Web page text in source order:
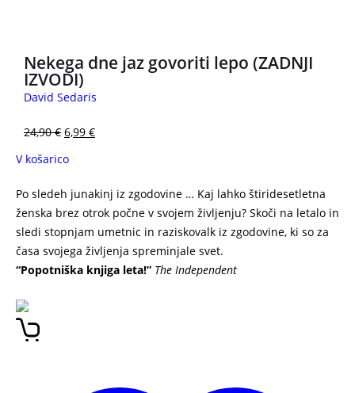
Nekega dne jaz govoriti lepo (ZADNJI
IZVODI)
David Sedaris
24,90€ 6,99 €
V košarico
Po sledeh junakinj iz zgodovine … Kaj lahko štiridesetletna
ženska brez otrok počne v svojem življenju? Skoči na letalo in
sledi stopnjam umetnic in raziskovalk iz zgodovine, ki so za
časa svojega življenja spreminjale svet.
“Popotniška knjiga leta!” The Independent